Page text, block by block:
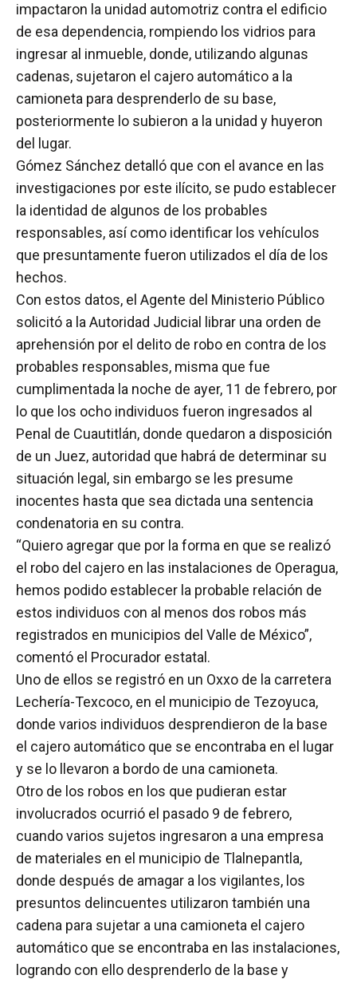
impactaron la unidad automotriz contra el edificio
de esa dependencia, rompiendo los vidrios para
ingresar al inmueble, donde, utilizando algunas
cadenas, sujetaron el cajero automático a la
camioneta para desprenderlo de su base,
posteriormente lo subieron a la unidad y huyeron
del lugar.
Gómez Sánchez detalló que con el avance en las
investigaciones por este ilícito, se pudo establecer
la identidad de algunos de los probables
responsables, así como identificar los vehículos
que presuntamente fueron utilizados el día de los
hechos.
Con estos datos, el Agente del Ministerio Público
solicitó a la Autoridad Judicial librar una orden de
aprehensión por el delito de robo en contra de los
probables responsables, misma que fue
cumplimentada la noche de ayer, 11 de febrero, por
lo que los ocho individuos fueron ingresados al
Penal de Cuautitlán, donde quedaron a disposición
de un Juez, autoridad que habrá de determinar su
situación legal, sin embargo se les presume
inocentes hasta que sea dictada una sentencia
condenatoria en su contra.
“Quiero agregar que por la forma en que se realizó
el robo del cajero en las instalaciones de Operagua,
hemos podido establecer la probable relación de
estos individuos con al menos dos robos más
registrados en municipios del Valle de México”,
comentó el Procurador estatal.
Uno de ellos se registró en un Oxxo de la carretera
Lechería-Texcoco, en el municipio de Tezoyuca,
donde varios individuos desprendieron de la base
el cajero automático que se encontraba en el lugar
y se lo llevaron a bordo de una camioneta.
Otro de los robos en los que pudieran estar
involucrados ocurrió el pasado 9 de febrero,
cuando varios sujetos ingresaron a una empresa
de materiales en el municipio de Tlalnepantla,
donde después de amagar a los vigilantes, los
presuntos delincuentes utilizaron también una
cadena para sujetar a una camioneta el cajero
automático que se encontraba en las instalaciones,
logrando con ello desprenderlo de la base y